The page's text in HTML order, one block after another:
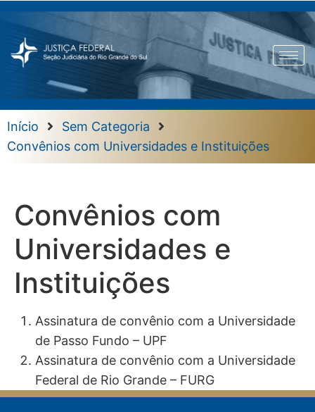
Início
Sem Categoria
Convênios com Universidades e Instituições
Convênios com
Universidades e
Instituições
Assinatura de convênio com a Universidade
de Passo Fundo – UPF
Assinatura de convênio com a Universidade
Federal de Rio Grande – FURG